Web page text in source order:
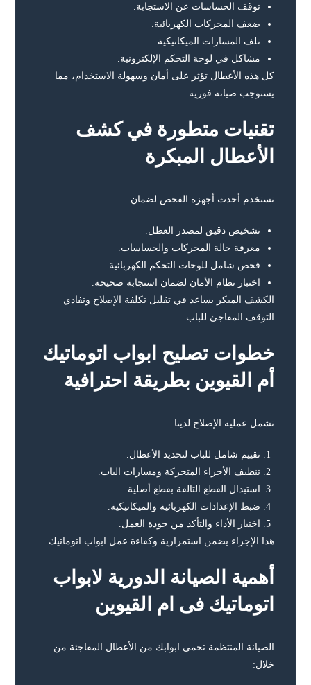
توقف الحساسات عن الاستجابة.
ضعف المحركات الكهربائية.
تلف المسارات الميكانيكية.
مشاكل في لوحة التحكم الإلكترونية.
كل هذه الأعطال تؤثر على أمان وسهولة الاستخدام، مما
يستوجب صيانة فورية.
تقنيات متطورة في كشف
الأعطال المبكرة
نستخدم أحدث أجهزة الفحص لضمان:
تشخيص دقيق لمصدر العطل.
معرفة حالة المحركات والحساسات.
فحص شامل للوحات التحكم الكهربائية.
اختبار نظام الأمان لضمان استجابة صحيحة.
الكشف المبكر يساعد في تقليل تكلفة الإصلاح وتفادي
التوقف المفاجئ للباب.
خطوات تصليح ابواب اتوماتيك
أم القيوين بطريقة احترافية
تشمل عملية الإصلاح لدينا:
تقييم شامل للباب لتحديد الأعطال.
تنظيف الأجزاء المتحركة ومسارات الباب.
استبدال القطع التالفة بقطع أصلية.
ضبط الإعدادات الكهربائية والميكانيكية.
اختبار الأداء والتأكد من جودة العمل.
هذا الإجراء يضمن استمرارية وكفاءة عمل ابواب اتوماتيك.
أهمية الصيانة الدورية لابواب
اتوماتيك فى ام القيوين
الصيانة المنتظمة تحمي ابوابك من الأعطال المفاجئة من
خلال: